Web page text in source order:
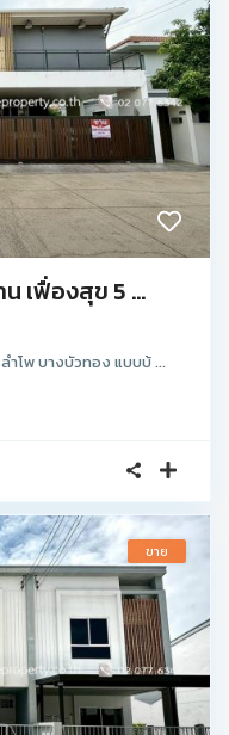
เฟื่องสุข 5 ...
ำโพ บางบัวทอง แบบบ้ ...
ขาย